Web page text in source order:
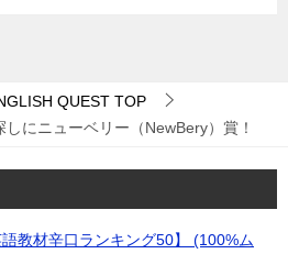
QUEST TOP
しにニューベリー（NewBery）賞！
教材辛口ランキング50】 (100%ム